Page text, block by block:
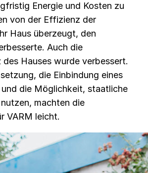
Energie und Kosten zu
von der Effizienz der
Haus überzeugt, den
Auch die
Hauses wurde verbessert.
die Einbindung eines
und die Möglichkeit, staatliche
machten die
VARM leicht.